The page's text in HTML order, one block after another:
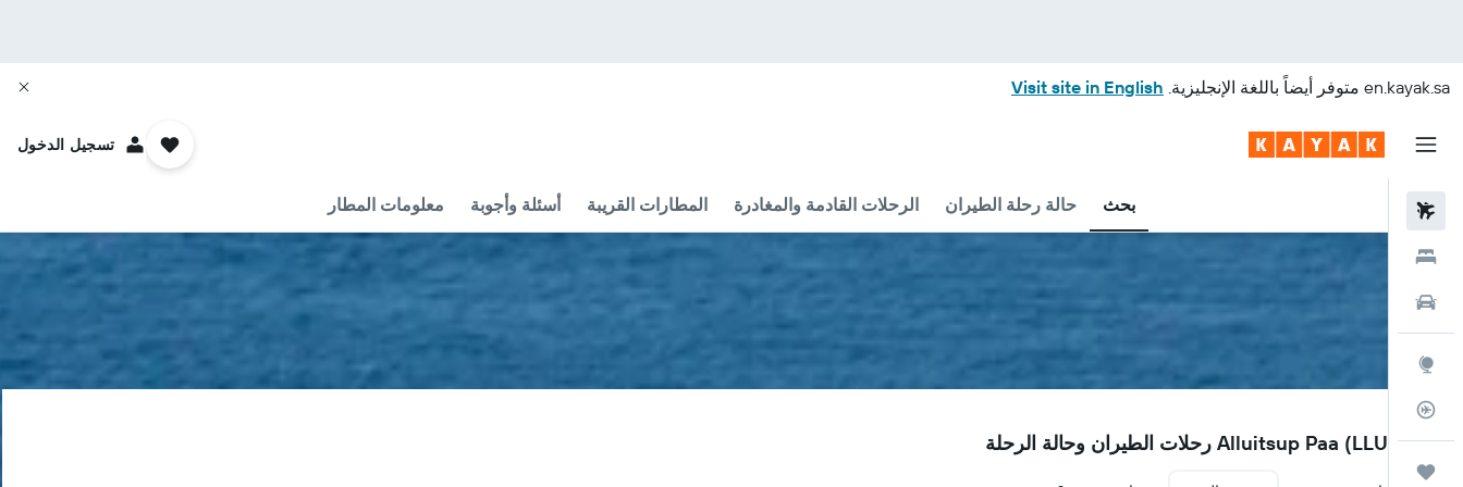
en.kayak.sa متوفر أيضاً باللغة الإنجليزية. Visit site in English
بحث حالة رحلة الطيران الرحلات القادمة والمغادرة المطارات القريبة أسئلة وأجوبة معلومات المطار
تسجيل الدخول
LLU
مطار Alluitsup Paa (LLU) رحلات الطيران وحالة الرحلة